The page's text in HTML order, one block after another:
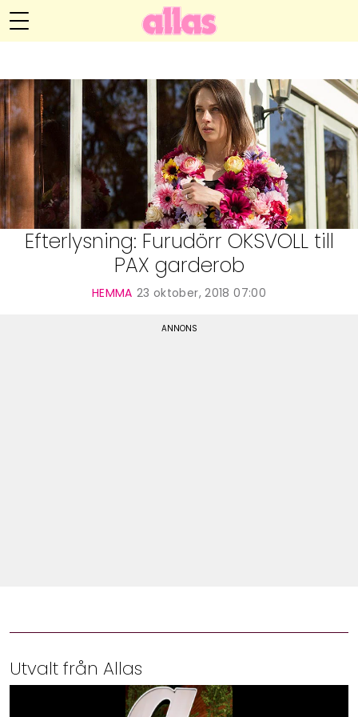
Hälsa
Relationer
Handarbete
Anna María Larssons blogg
Hem
Om Anna María
Kategorier
Arkiv
Kontakt
Efterlysning: Furudörr OKSVOLL till
PAX garderob
HEMMA 23 oktober, 2018 07:00
Utvalt från Allas